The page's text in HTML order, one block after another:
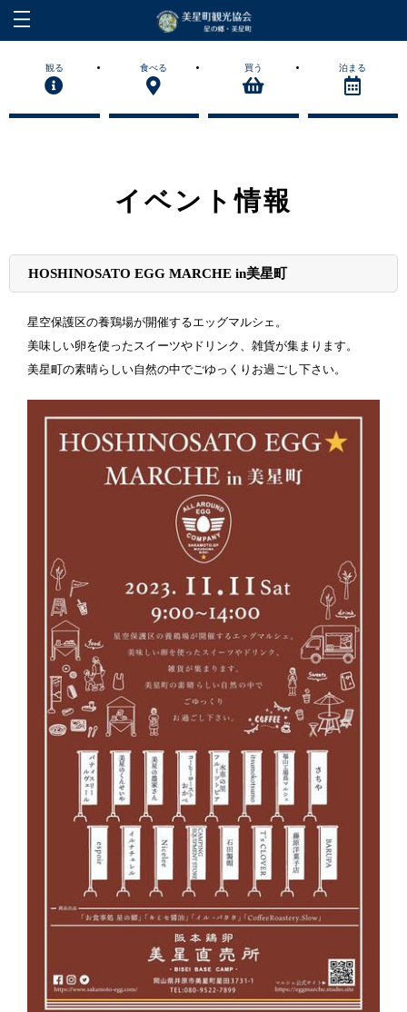
観る 食べる 買う 泊まる
イベント情報
HOSHINOSATO EGG MARCHE in美星町
星空保護区の養鶏場が開催するエッグマルシェ。
美味しい卵を使ったスイーツやドリンク、雑貨が集まります。
美星町の素晴らしい自然の中でごゆっくりお過ごし下さい。